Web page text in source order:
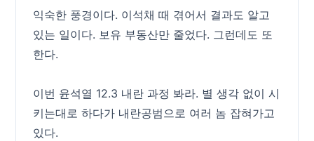
익숙한 풍경이다. 이석채 때 겪어서 결과도 알고
있는 일이다. 보유 부동산만 줄었다. 그런데도 또
한다.
이번 윤석열 12.3 내란 과정 봐라. 별 생각 없이 시
키는대로 하다가 내란공범으로 여러 놈 잡혀가고
있다.